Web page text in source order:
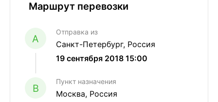
Маршрут перевозки
A
Отправка из
Санкт-Петербург, Россия
19 сентября 2018 15:00
B
Пункт назначения
Москва, Россия